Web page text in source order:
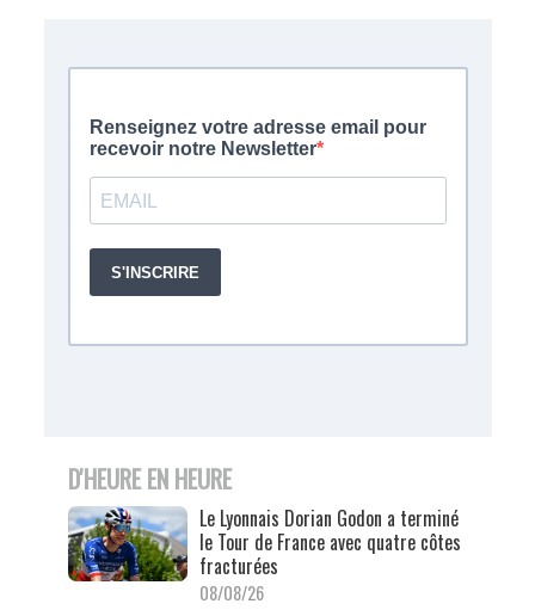
D'HEURE EN HEURE
Le Lyonnais Dorian Godon a terminé
le Tour de France avec quatre côtes
fracturées
08/08/26